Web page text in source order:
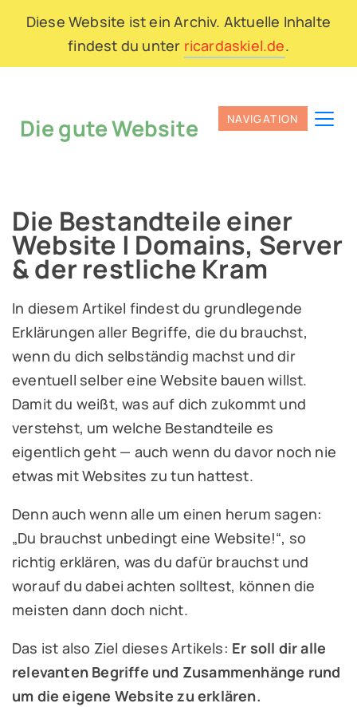
Diese Website ist ein Archiv. Aktuelle Inhalte
findest du unter ricardaskiel.de.
Die gute Website
Die Bestandteile einer
Website | Domains, Server
& der restliche Kram
In diesem Artikel findest du grundlegende
Erklärungen aller Begriffe, die du brauchst,
wenn du dich selbständig machst und dir
eventuell selber eine Website bauen willst.
Damit du weißt, was auf dich zukommt und
verstehst, um welche Bestandteile es
eigentlich geht — auch wenn du davor noch nie
etwas mit Websites zu tun hattest.
Denn auch wenn alle um einen herum sagen:
„Du brauchst unbedingt eine Website!“, so
richtig erklären, was du dafür brauchst und
worauf du dabei achten solltest, können die
meisten dann doch nicht.
Das ist also Ziel dieses Artikels: Er soll dir alle
relevanten Begriffe und Zusammenhänge rund
um die eigene Website zu erklären.